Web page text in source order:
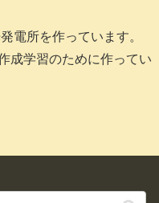
電所を作っています。
成学習のために作ってい